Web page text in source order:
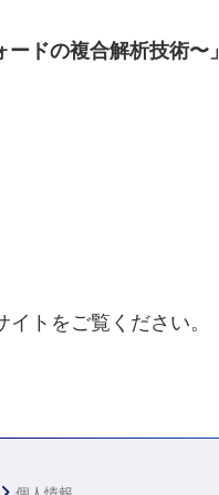
ドの複合解析技術〜」
トをご覧ください。